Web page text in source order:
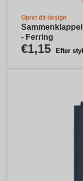
Opret dit design
- Ferring
€1,15 Efter